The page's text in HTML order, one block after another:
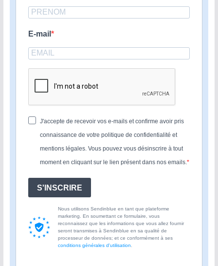
E-mail
J'accepte de recevoir vos e-mails et confirme avoir pris
connaissance de votre politique de confidentialité et
mentions légales. Vous pouvez vous désinscrire à tout
moment en cliquant sur le lien présent dans nos emails.
S'INSCRIRE
Nous utilisons Sendinblue en tant que plateforme
marketing. En soumettant ce formulaire, vous
reconnaissez que les informations que vous allez fournir
seront transmises à Sendinblue en sa qualité de
processeur de données; et ce conformément à ses
conditions générales d'utilisation